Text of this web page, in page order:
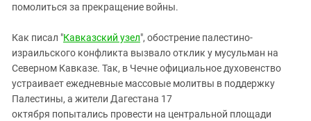
Ставропольский край
Южная Осетия
Южный Кавказ
помолиться за прекращение войны.
Как писал "Кавказский узел", обострение палестино-
израильского конфликта вызвало отклик у мусульман на
Северном Кавказе. Так, в Чечне официальное духовенство
устраивает ежедневные массовые молитвы в поддержку
Палестины, а жители Дагестана 17
октября попытались провести на центральной площади